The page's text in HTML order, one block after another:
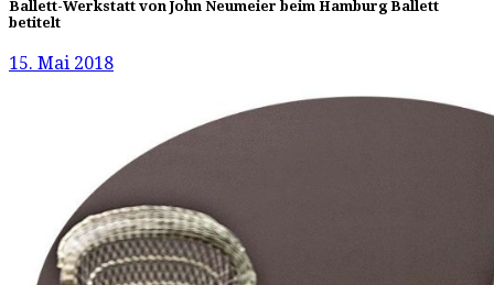
Ballett-Werkstatt von John Neumeier beim Hamburg Ballett
betitelt
15. Mai 2018